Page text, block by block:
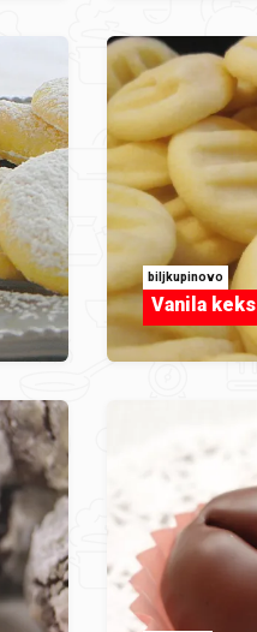
biljkupinovo
Vanila keks